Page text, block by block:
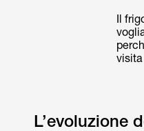
Il
visita
L’evoluzione